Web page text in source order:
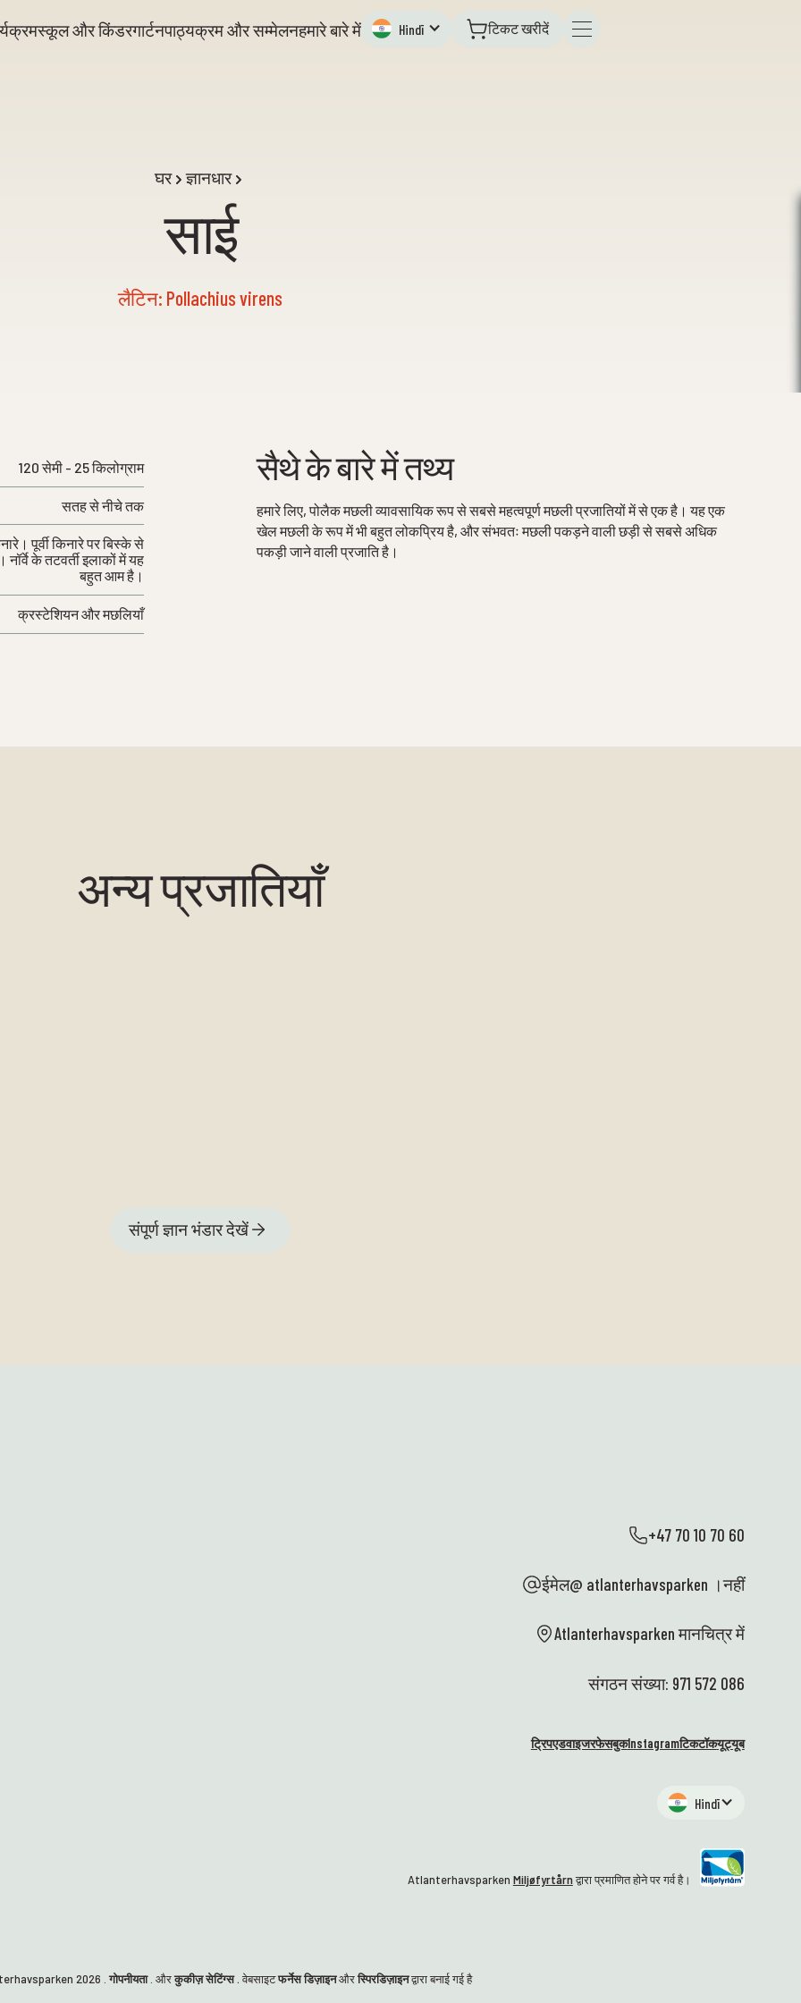
स्कूल और किंडरगार्टनपाठ्यक्रम और सम्मेलनहमारे बारे में Hindī टिकट खरीदें
घर ज्ञानधार
साई
लैटिन: Pollachius virens
120 सेमी - 25 किलोग्राम
सतह से नीचे तक
पूर्वी किनारे पर बिस्के से
के तटवर्ती इलाकों में यह
बहुत आम है।
क्रस्टेशियन और मछलियाँ
सैथे के बारे में तथ्य
हमारे लिए, पोलैक मछली व्यावसायिक रूप से सबसे महत्वपूर्ण मछली प्रजातियों में से एक है। यह एक
खेल मछली के रूप में भी बहुत लोकप्रिय है, और संभवतः मछली पकड़ने वाली छड़ी से सबसे अधिक
पकड़ी जाने वाली प्रजाति है।
अन्य प्रजातियाँ
संपूर्ण ज्ञान भंडार देखें
+47 70 10 70 60
ईमेल@ atlanterhavsparken ।नहीं
Atlanterhavsparken मानचित्र में
संगठन संख्या: 971 572 086
ट्रिपएडवाइजरफेसबुकInstagramटिकटॉकयूट्यूब
Hindī
Atlanterhavsparken Miljøfyrtårnद्वारा प्रमाणित होने पर गर्व है।
2026 गोपनीयता. औरकुकीज़ सेटिंग्स . वेबसाइटफर्नेस डिज़ाइनऔरस्पिरडिज़ाइनद्वारा बनाई गई है